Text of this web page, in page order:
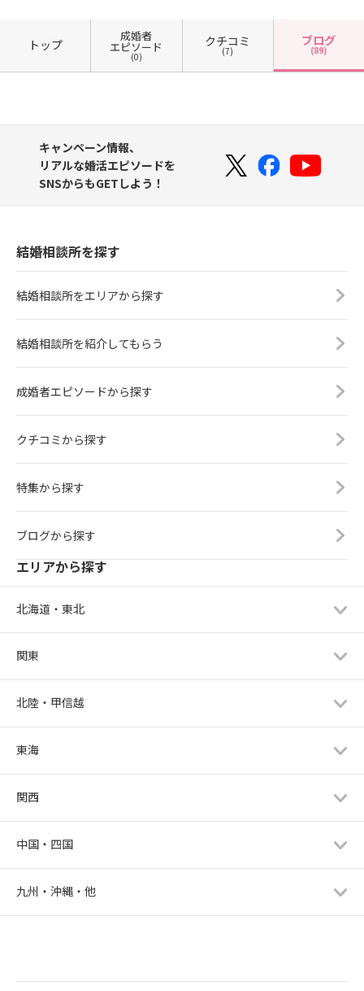
トップ
成婚者
エピソード
(0)
クチコミ
(7)
ブログ
(89)
キャンペーン情報、
リアルな婚活エピソードを
SNSからもGETしよう！
結婚相談所を探す
結婚相談所をエリアから探す
結婚相談所を紹介してもらう
成婚者エピソードから探す
クチコミから探す
特集から探す
ブログから探す
エリアから探す
北海道・東北
関東
北陸・甲信越
東海
関西
中国・四国
九州・沖縄・他